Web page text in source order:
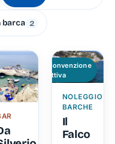
barca 2
NOLEGGIO
BARCHE
Il
Falco
Convenzione
attiva